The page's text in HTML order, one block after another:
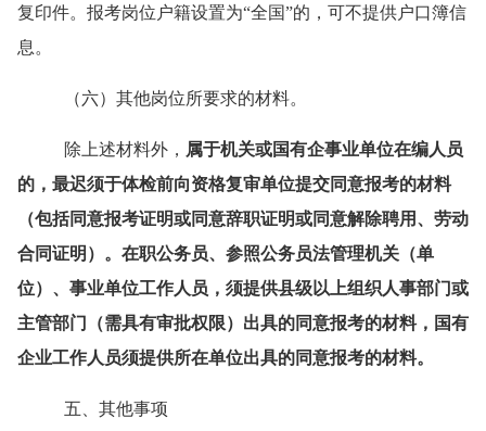
复印件。报考岗位户籍设置为“全国”的，可不提供户口簿信
息。
（六）其他岗位所要求的材料。
除上述材料外， 属于机关或国有企事业单位在编人员
的，最迟须于体检前向资格复审单位提交同意报考的材料
（包括同意报考证明或同意辞职证明或同意解除聘用、劳动
合同证明）。在职公务员、参照公务员法管理机关（单
位）、事业单位工作人员，须提供县级以上组织人事部门或
主管部门
（需具有审批权限） 出具的同意报考的材料，国有
企业工作人员须提供所在单位出具的同意报考的材料。
五、其他事项